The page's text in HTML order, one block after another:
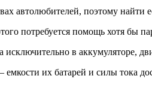
автолюбителей, поэтому найти
потребуется помощь хотя бы
в аккумуляторе,
их батарей и силы тока